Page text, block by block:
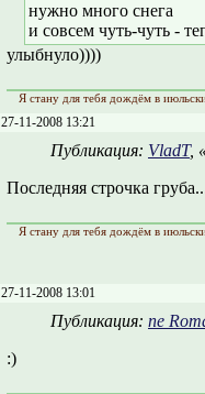
нужно много снега
и совсем чуть-чуть -
улыбнуло))))
Я стану для тебя дождём в
27-11-2008 13:21
Публикация: VladT,
Последняя строчка
Я стану для тебя дождём в
27-11-2008 13:01
Публикация: ne
:)